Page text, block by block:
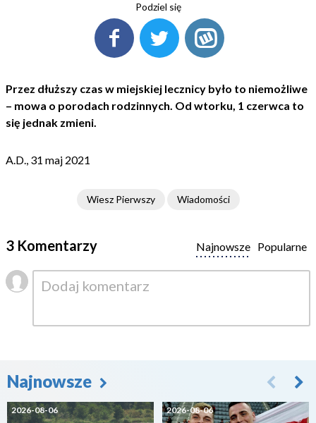
Podziel się
Przez dłuższy czas w miejskiej lecznicy było to niemożliwe
– mowa o porodach rodzinnych. Od wtorku, 1 czerwca to
się jednak zmieni.
A.D., 31 maj 2021
Wiesz Pierwszy Wiadomości
3 Komentarzy Popularne
Najnowsze
Najnowsze
2026-08-06 2026-08-06